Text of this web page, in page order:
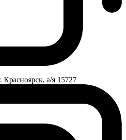
Красноярск, а/я 15727